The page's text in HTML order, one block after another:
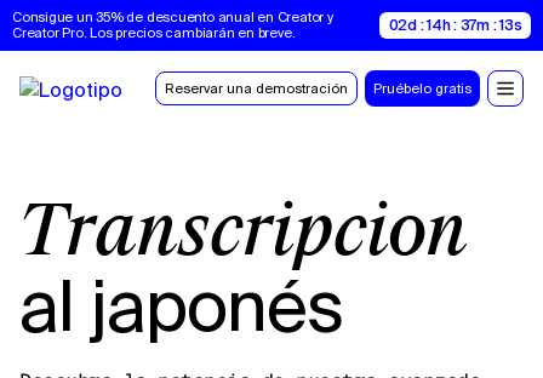
Consigue un 35% de descuento anual en Creator y
Creator Pro. Los precios cambiarán en breve.
02d : 14h : 37m : 12s
Reservar una demostración Pruébelo gratis
Transcripción
al japonés